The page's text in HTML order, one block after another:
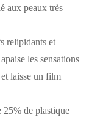
aux peaux très
relipidants et
les sensations
et laisse un film
de plastique